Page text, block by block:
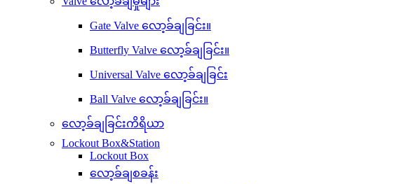
Gate Valve လော့ခ်ချခြင်း။
Butterfly Valve လော့ခ်ချခြင်း။
Universal Valve လော့ခ်ချခြင်း
Ball Valve လော့ခ်ချခြင်း။
လော့ခ်ချခြင်းကိရိယာ
Lockout Box&Station
Lockout Box
လော့ခ်ချစခန်း